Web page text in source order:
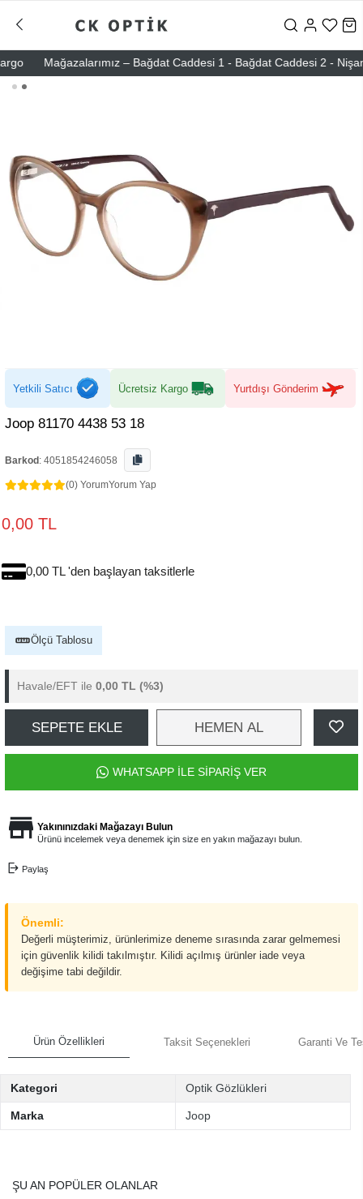
Mağazalarımız – Bağdat Caddesi 1 - Bağdat Caddesi 2 -
Yetkili Satıcı Ücretsiz Kargo Yurtdışı Gönderim
Joop 81170 4438 53 18
Barkod : 4051854246058
(0) YorumYorum Yap
0,00 TL
0,00 TL 'den başlayan taksitlerle
Ölçü Tablosu
Havale/EFT ile 0,00 TL (%3)
SEPETE EKLE HEMEN AL
WHATSAPP İLE SİPARİŞ VER
Yakınınızdaki Mağazayı Bulun
Ürünü incelemek veya denemek için size en yakın mağazayı bulun.
Paylaş
Önemli:
Değerli müşterimiz, ürünlerimize deneme sırasında zarar gelmemesi
için güvenlik kilidi takılmıştır. Kilidi açılmış ürünler iade veya
değişime tabi değildir.
Ürün Özellikleri Taksit Seçenekleri Garanti Ve
Kategori Optik Gözlükleri
Marka Joop
ŞU AN POPÜLER OLANLAR